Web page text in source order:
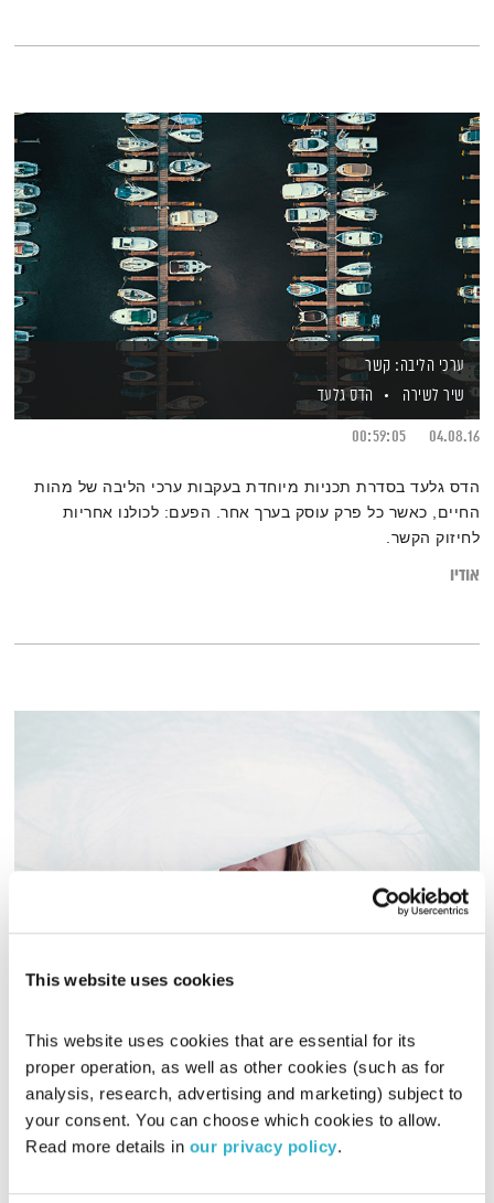
This website uses cookies
This website uses cookies that are essential for its
proper operation, as well as other cookies (such as for
analysis, research, advertising and marketing) subject to
your consent. You can choose which cookies to allow.
Read more details in our privacy policy.
ערכי הליבה: קשר
שיר לשירה
הדס גלעד
04.08.16
00:59:05
הדס גלעד בסדרת תכניות מיוחדת בעקבות ערכי הליבה של מהות
החיים, כאשר כל פרק עוסק בערך אחר. הפעם: לכולנו אחריות
לחיזוק הקשר.
אודיו
00:58:14
הדס גלעד בסדרת תכניות מיוחדת בעקבות ערכי הליבה של מהות
החיים, כאשר כל פרק עוסק בערך אחר. הפעם: שלום פנימי.